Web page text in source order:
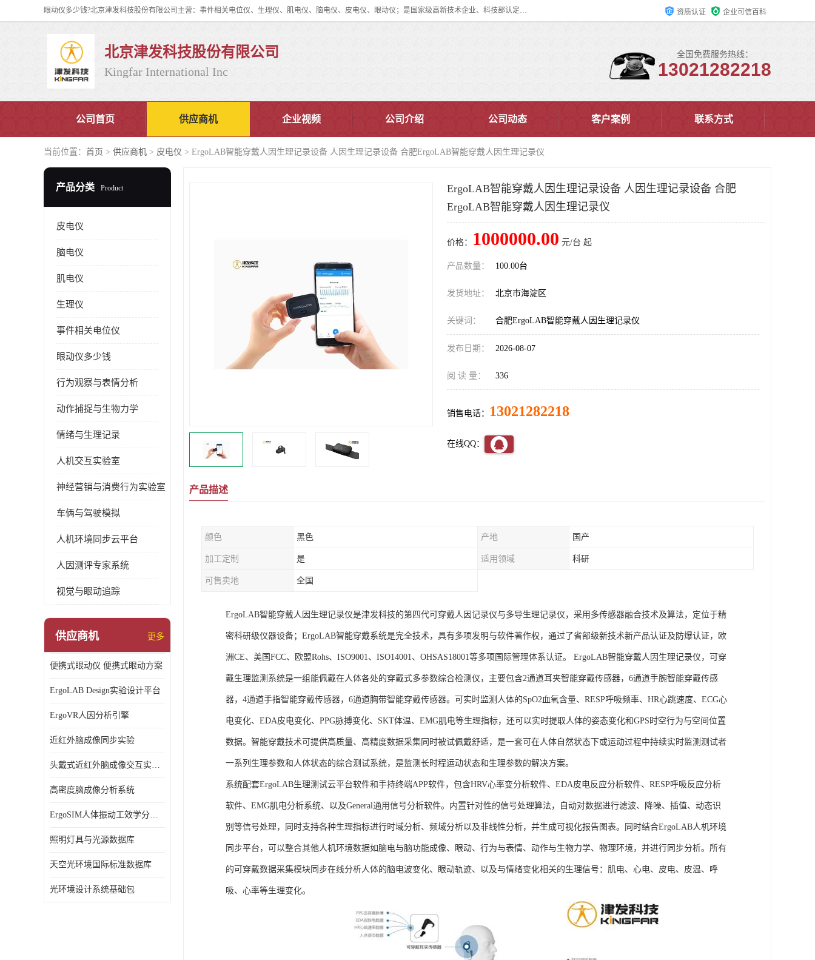
眼动仪多少钱?北京津发科技股份有限公司主营：事件相关电位仪、生理仪、肌电仪、脑电仪、皮电仪、眼动仪；是国家级高新技术企业、科技部认定的科技型中小企业和中关村高新技术企业，具备保密资格，具备自主进出口经营权；自主研发技术、产品与服务荣获多项省部级科学技术奖励、国家发明专利、国家软件著作权和省部级新技术新产品（服务）认证。 资质认证 企业可信百科
北京津发科技股份有限公司
Kingfar International Inc
全国免费服务热线：
13021282218
公司首页 供应商机 企业视频 公司介绍 公司动态 客户案例 联系方式
当前位置： 首页 > 供应商机 > 皮电仪 > ErgoLAB智能穿戴人因生理记录设备 人因生理记录设备 合肥ErgoLAB智能穿戴人因生理记录仪
产品分类 Product
皮电仪
脑电仪
肌电仪
生理仪
事件相关电位仪
眼动仪多少钱
行为观察与表情分析
动作捕捉与生物力学
情绪与生理记录
人机交互实验室
神经营销与消费行为实验室
车俩与驾驶模拟
人机环境同步云平台
人因测评专家系统
视觉与眼动追踪
供应商机 更多
便携式眼动仪 便携式眼动方案
ErgoLAB Design实验设计平台
ErgoVR人因分析引擎
近红外脑成像同步实验
头戴式近红外脑成像交互实验室
高密度脑成像分析系统
ErgoSIM人体振动工效学分析系统
照明灯具与光源数据库
天空光环境国际标准数据库
光环境设计系统基础包
ErgoLAB智能穿戴人因生理记录设备 人因生理记录设备 合肥
ErgoLAB智能穿戴人因生理记录仪
价格： 1000000.00 元/台 起
产品数量： 100.00台
发货地址： 北京市海淀区
关键词： 合肥ErgoLAB智能穿戴人因生理记录仪
发布日期： 2026-08-07
阅 读 量： 336
销售电话： 13021282218
在线QQ：
产品描述
颜色 黑色 产地 国产
加工定制 是 适用领域 科研
可售卖地 全国
ErgoLAB智能穿戴人因生理记录仪是津发科技的第四代可穿戴人因记录仪与多导生理记录仪，采用多传感器融合技术及算法，定位于精
密科研级仪器设备；ErgoLAB智能穿戴系统是完全技术，具有多项发明与软件著作权，通过了省部级新技术新产品认证及防爆认证，欧
洲CE、美国FCC、欧盟Rohs、ISO9001、ISO14001、OHSAS18001等多项国际管理体系认证。 ErgoLAB智能穿戴人因生理记录仪，可穿
戴生理监测系统是一组能佩戴在人体各处的穿戴式多参数综合检测仪，主要包含2通道耳夹智能穿戴传感器，6通道手腕智能穿戴传感
器，4通道手指智能穿戴传感器，6通道胸带智能穿戴传感器。可实时监测人体的SpO2血氧含量、RESP呼吸频率、HR心跳速度、ECG心
电变化、EDA皮电变化、PPG脉搏变化、SKT体温、EMG肌电等生理指标，还可以实时提取人体的姿态变化和GPS时空行为与空间位置
数据。智能穿戴技术可提供高质量、高精度数据采集同时被试佩戴舒适，是一套可在人体自然状态下或运动过程中持续实时监测测试者
一系列生理参数和人体状态的综合测试系统，是监测长时程运动状态和生理参数的解决方案。
系统配套ErgoLAB生理测试云平台软件和手持终端APP软件，包含HRV心率变分析软件、EDA皮电反应分析软件、RESP呼吸反应分析
软件、EMG肌电分析系统、以及General通用信号分析软件。内置针对性的信号处理算法，自动对数据进行滤波、降噪、插值、动态识
别等信号处理，同时支持各种生理指标进行时域分析、频域分析以及非线性分析，并生成可视化报告图表。同时结合ErgoLAB人机环境
同步平台，可以整合其他人机环境数据如脑电与脑功能成像、眼动、行为与表情、动作与生物力学、物理环境，并进行同步分析。所有
的可穿戴数据采集模块同步在线分析人体的脑电波变化、眼动轨迹、以及与情绪变化相关的生理信号：肌电、心电、皮电、皮温、呼
吸、心率等生理变化。